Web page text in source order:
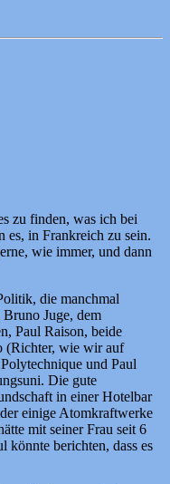
zu finden, was ich bei
es, in Frankreich zu sein.
wie immer, und dann
die manchmal
Juge, dem
Paul Raison, beide
(Richter, wie wir auf
und Paul
Die gute
in einer Hotelbar
einige Atomkraftwerke
mit seiner Frau seit 6
könnte berichten, dass es